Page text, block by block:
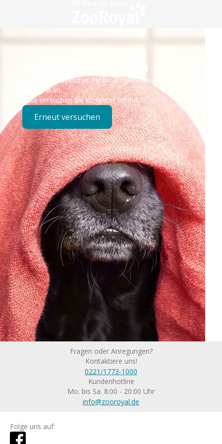
Technisches Problem
Es ist ein technischer Fehler aufgetreten – wir sind
bereits dran.
Bitte versuchen Sie es später erneut.
Erneut versuchen
Fragen oder Anregungen?
Kontaktiere uns!
0221/1773-1000
Kundenhotline
Mo. bis Sa. 8:00 - 20:00 Uhr
info@zooroyal.de
Folge uns auf: